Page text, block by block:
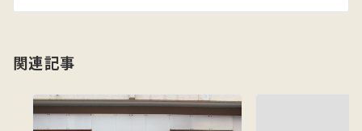
シ
ン
関連記事